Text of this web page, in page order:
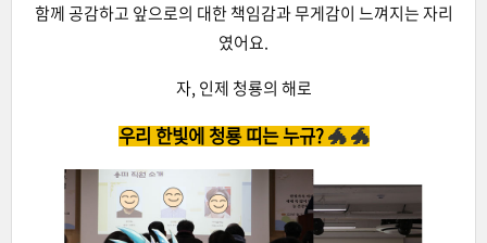
함께 공감하고 앞으로의 대한 책임감과 무게감이 느껴지는 자리
였어요.
자, 인제 청룡의 해로
우리 한빛에 청룡 띠는 누규?🐲🐲